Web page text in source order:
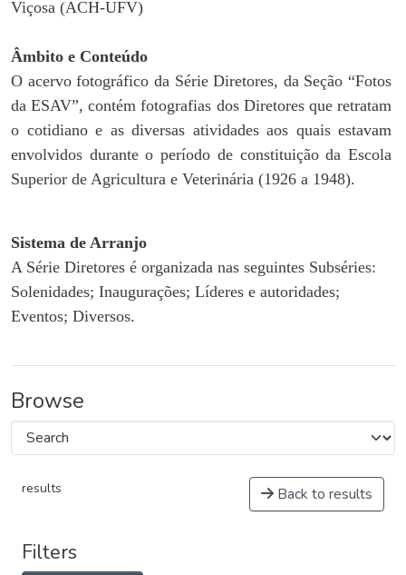
Viçosa (ACH-UFV)
Âmbito e Conteúdo
O acervo fotográfico da Série Diretores, da Seção “Fotos
da ESAV”, contém fotografias dos Diretores que retratam
o cotidiano e as diversas atividades aos quais estavam
envolvidos durante o período de constituição da Escola
Superior de Agricultura e Veterinária (1926 a 1948).
Sistema de Arranjo
A Série Diretores é organizada nas seguintes Subséries:
Solenidades; Inaugurações; Líderes e autoridades;
Eventos; Diversos.
Browse
results Back to results
Filters